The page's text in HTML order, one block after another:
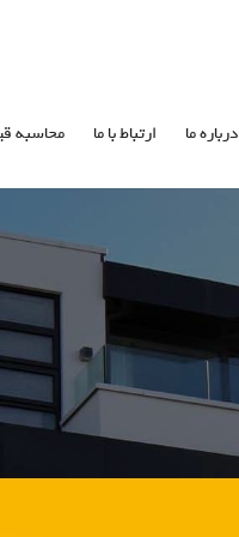
درباره ما ارتباط با ما محاسبه